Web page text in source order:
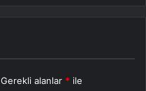
Gerekli alanlar * ile